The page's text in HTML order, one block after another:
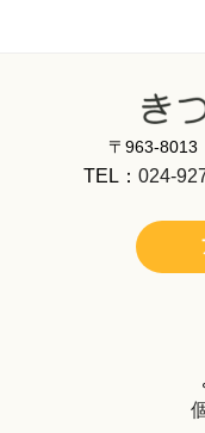
〒963-
TEL： 024-